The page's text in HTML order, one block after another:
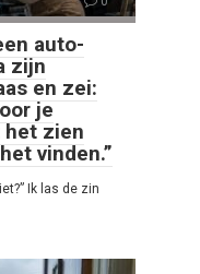
auto-
zijn
en zei:
je
zien
vinden.”
Ik las de zin